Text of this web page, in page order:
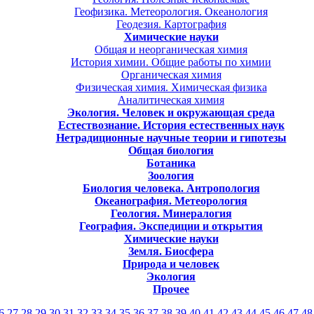
Геофизика. Метеорология. Океанология
Геодезия. Картография
Химические науки
Общая и неорганическая химия
История химии. Общие работы по химии
Органическая химия
Физическая химия. Химическая физика
Аналитическая химия
Экология. Человек и окружающая среда
Естествознание. История естественных наук
Нетрадиционные научные теории и гипотезы
Общая биология
Ботаника
Зоология
Биология человека. Антропология
Океанография. Метеорология
Геология. Минералогия
География. Экспедиции и открытия
Химические науки
Земля. Биосфера
Природа и человек
Экология
Прочее